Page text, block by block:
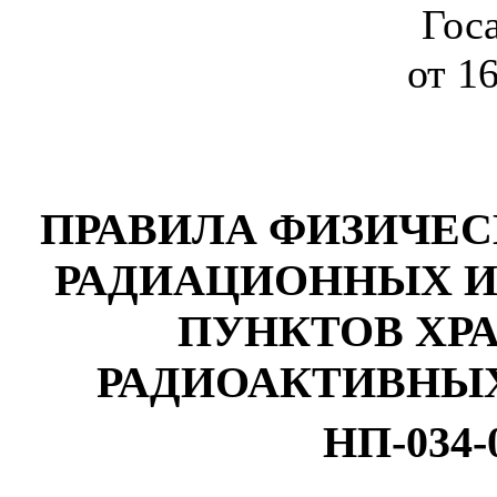
от
ПРАВИЛА
РАДИАЦИОННЫХ
ПУНКТОВ
НП-034-